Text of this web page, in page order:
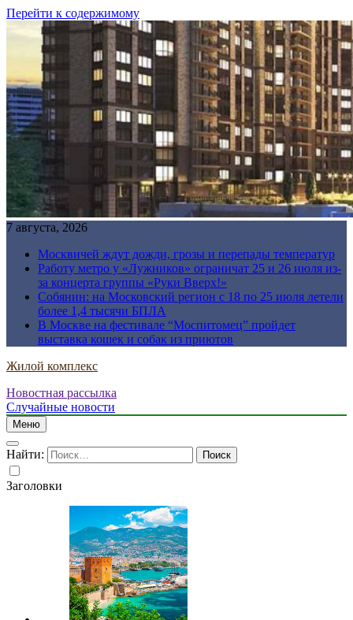
Перейти к содержимому
7 августа, 2026
Москвичей ждут дожди, грозы и перепады температур
Работу метро у «Лужников» ограничат 25 и 26 июля из-
за концерта группы «Руки Вверх!»
Собянин: на Московский регион с 18 по 25 июля летели
более 1,4 тысячи БПЛА
В Москве на фестивале “Моспитомец” пройдет
выставка кошек и собак из приютов
Жилой комплекс
Новостная рассылка
Случайные новости
Меню
Найти:
Заголовки